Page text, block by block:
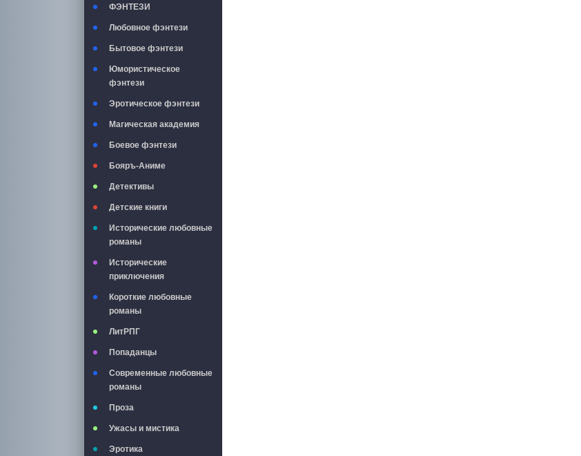
ФЭНТЕЗИ
Любовное фэнтези
Бытовое фэнтези
Юмористическое
фэнтези
Эротическое фэнтези
Магическая академия
Боевое фэнтези
Бояръ-Аниме
Детективы
Детские книги
Исторические любовные
романы
Исторические
приключения
Короткие любовные
романы
ЛитРПГ
Попаданцы
Современные любовные
романы
Проза
Ужасы и мистика
Эротика